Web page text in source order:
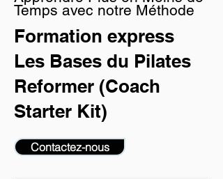
Temps avec notre Méthode
Formation express
Les Bases du Pilates
Reformer (Coach
Starter Kit)
Contactez-nous